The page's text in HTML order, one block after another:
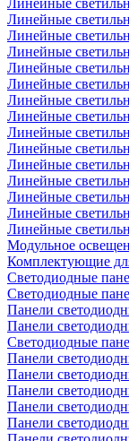
Линейные
Линейные
Линейные
Линейные
Линейные
Линейные
Линейные
Линейные
Линейные
Линейные
Линейные
Линейные
Линейные
Линейные
Линейные
Модульное
Комплектующие
Светодиодные
Светодиодные
Панели
Панели
Светодиодные
Панели
Панели
Панели
Панели
Панели